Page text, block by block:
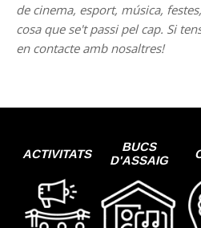
de cinema, esport, música,
cosa que se't passi pel cap. Si
en contacte amb nosaltres!
ACTIVITATS
BUCS
D'ASSAIG